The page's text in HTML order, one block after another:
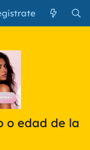
o edad de la